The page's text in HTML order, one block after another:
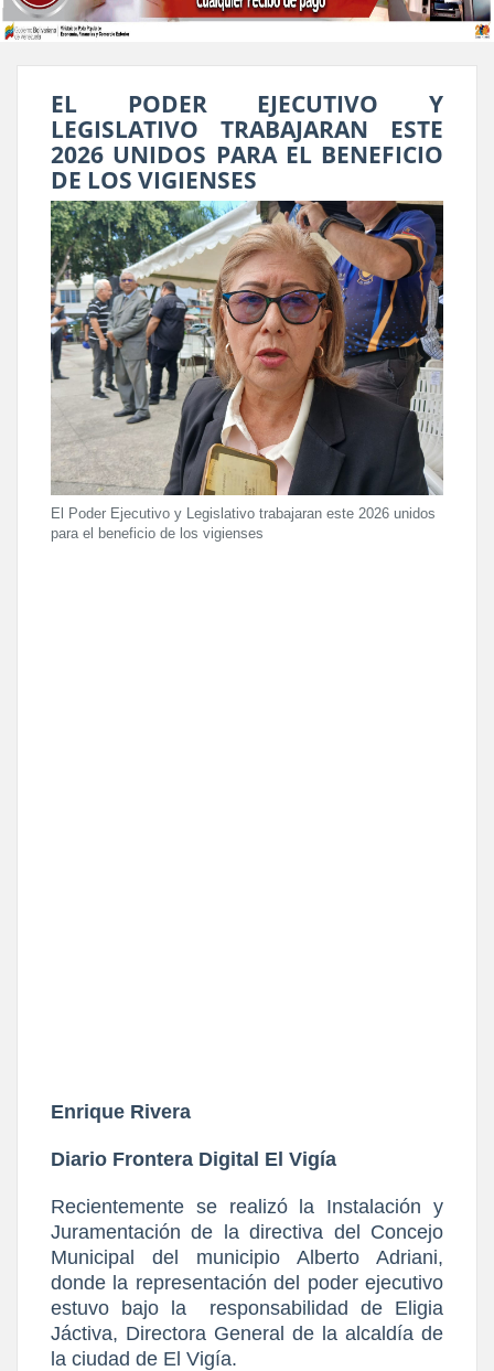
EL PODER EJECUTIVO Y
LEGISLATIVO TRABAJARAN ESTE
2026 UNIDOS PARA EL BENEFICIO
DE LOS VIGIENSES
El Poder Ejecutivo y Legislativo trabajaran este 2026 unidos
para el beneficio de los vigienses
Enrique Rivera
Diario Frontera Digital El Vigía
Recientemente se realizó la Instalación y
Juramentación de la directiva del Concejo
Municipal del municipio Alberto Adriani,
donde la representación del poder ejecutivo
estuvo bajo la
responsabilidad de Eligia
Jáctiva, Directora General de la alcaldía de
la ciudad de El Vigía.